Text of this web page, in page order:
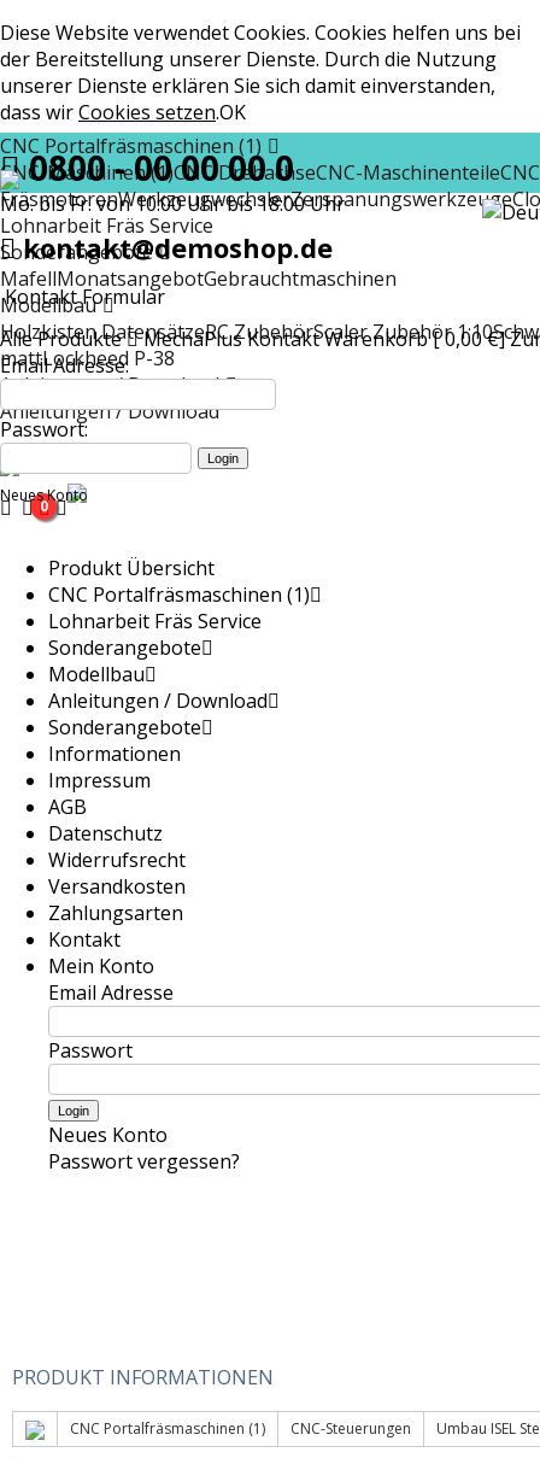
Diese Website verwendet Cookies. Cookies helfen uns bei
der Bereitstellung unserer Dienste. Durch die Nutzung
unserer Dienste erklären Sie sich damit einverstanden,
dass wirCookies setzen.OK
CNC Portalfräsmaschinen (1)
CNC-Maschinen (1)CNC DrehachseCNC-Maschinenteile
FräsmotorenWerkzeugwechslerZerspanungswerkzeuge
Lohnarbeit Fräs Service
Sonderangebote
MafellMonatsangebotGebrauchtmaschinen
Modellbau
Holzkisten DatensätzeRC ZubehörScaler Zubehör 1:10
mattLockheed P-38
Anleitungen / Download
Anleitungen / Download
0800 - 00 00 00 0
Mo. bis Fr. von 10:00 Uhr bis 18:00 Uhr
kontakt@demoshop.de
Kontakt Formular
Alle Produkte
MechaPlusKontaktWarenkorb [ 0,00 €]
Email Adresse:
Passwort:
Neues Konto
0
Produkt Übersicht
CNC Portalfräsmaschinen (1)
Lohnarbeit Fräs Service
Sonderangebote
Modellbau
Anleitungen / Download
Sonderangebote
Informationen
Impressum
AGB
Datenschutz
Widerrufsrecht
Versandkosten
Zahlungsarten
Kontakt
Mein Konto
Email Adresse
Passwort
Neues Konto
Passwort vergessen?
PRODUKT INFORMATIONEN
CNC Portalfräsmaschinen (1) CNC-Steuerungen Umbau ISEL